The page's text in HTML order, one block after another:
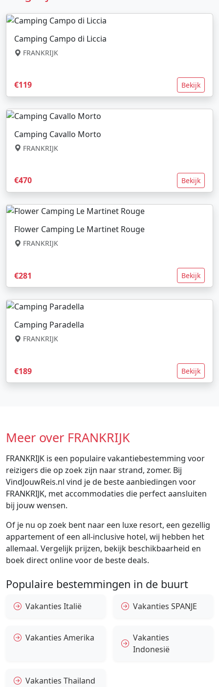
Camping Campo di Liccia
FRANKRIJK
€119 Bekijk
Camping Cavallo Morto
FRANKRIJK
€470 Bekijk
Flower Camping Le Martinet Rouge
FRANKRIJK
€281 Bekijk
Camping Paradella
FRANKRIJK
€189 Bekijk
Meer over FRANKRIJK
FRANKRIJK is een populaire vakantiebestemming voor
reizigers die op zoek zijn naar strand, zomer. Bij
VindJouwReis.nl vind je de beste aanbiedingen voor
FRANKRIJK, met accommodaties die perfect aansluiten
bij jouw wensen.
Of je nu op zoek bent naar een luxe resort, een gezellig
appartement of een all-inclusive hotel, wij hebben het
allemaal. Vergelijk prijzen, bekijk beschikbaarheid en
boek direct online voor de beste deals.
Populaire bestemmingen in de buurt
Vakanties Italië Vakanties SPANJE
Vakanties Amerika
Vakanties
Indonesië
Vakanties Thailand